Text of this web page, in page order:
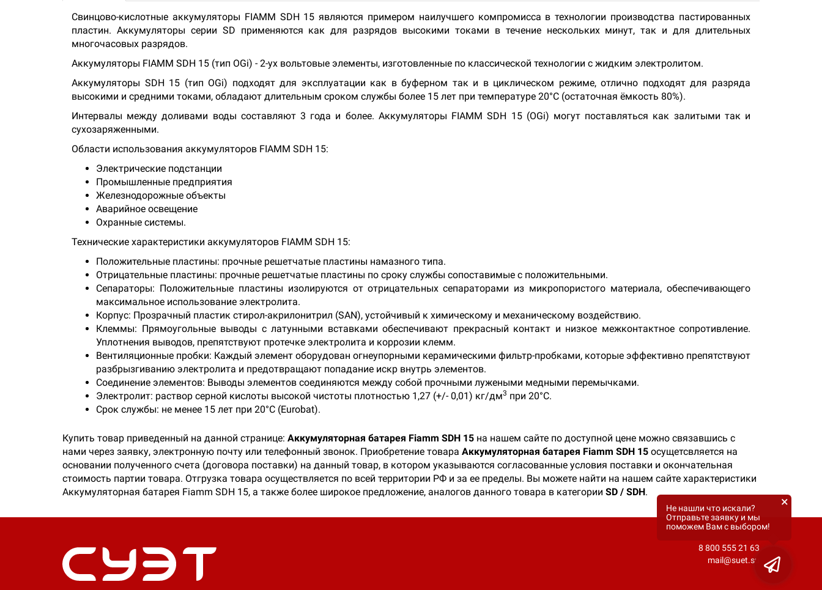
Свинцово-кислотные аккумуляторы FIAMM SDH 15 являются примером наилучшего компромисса в технологии производства пастированных
пластин. Аккумуляторы серии SD применяются как для разрядов высокими токами в течение нескольких минут, так и для длительных
многочасовых разрядов.
Аккумуляторы FIAMM SDH 15 (тип OGi) - 2-ух вольтовые элементы, изготовленные по классической технологии с жидким электролитом.
Аккумуляторы SDH 15 (тип OGi) подходят для эксплуатации как в буферном так и в циклическом режиме, отлично подходят для разряда
высокими и средними токами, обладают длительным сроком службы более 15 лет при температуре 20°C (остаточная ёмкость 80%).
Интервалы между доливами воды составляют 3 года и более. Аккумуляторы FIAMM SDH 15 (OGi) могут поставляться как залитыми так и
сухозаряженными.
Области использования аккумуляторов FIAMM SDH 15:
Электрические подстанции
Промышленные предприятия
Железнодорожные объекты
Аварийное освещение
Охранные системы.
Технические характеристики аккумуляторов FIAMM SDH 15:
Положительные пластины: прочные решетчатые пластины намазного типа.
Отрицательные пластины: прочные решетчатые пластины по сроку службы сопоставимые с положительными.
Сепараторы: Положительные пластины изолируются от отрицательных сепараторами из микропористого материала, обеспечивающего
максимальное использование электролита.
Корпус: Прозрачный пластик стирол-акрилонитрил (SAN), устойчивый к химическому и механическому воздействию.
Клеммы: Прямоугольные выводы с латунными вставками обеспечивают прекрасный контакт и низкое межконтактное сопротивление.
Уплотнения выводов, препятствуют протечке электролита и коррозии клемм.
Вентиляционные пробки: Каждый элемент оборудован огнеупорными керамическими фильтр-пробками, которые эффективно препятствуют
разбрызгиванию электролита и предотвращают попадание искр внутрь элементов.
Соединение элементов: Выводы элементов соединяются между собой прочными лужеными медными перемычками.
Электролит: раствор серной кислоты высокой чистоты плотностью 1,27 (+/- 0,01) кг/дм3 при 20°С.
Срок службы: не менее 15 лет при 20°C (Eurobat).
Купить товар приведенный на данной странице: Аккумуляторная батарея Fiamm SDH 15 на нашем сайте по доступной цене можно связавшись с
нами через заявку, электронную почту или телефонный звонок. Приобретение товара Аккумуляторная батарея Fiamm SDH 15 осущетсвляется на
основании полученного счета (договора поставки) на данный товар, в котором указываются согласованные условия поставки и окончательная
стоимость партии товара. Отгрузка товара осуществляется по всей территории РФ и за ее пределы. Вы можете найти на нашем сайте характеристики
Аккумуляторная батарея Fiamm SDH 15, а также более широкое предложение, аналогов данного товара в категории SD / SDH.
8 800 555 21 63
mail@suet.su
Не нашли что искали?
Отправьте заявку и мы
поможем Вам с выбором!
×